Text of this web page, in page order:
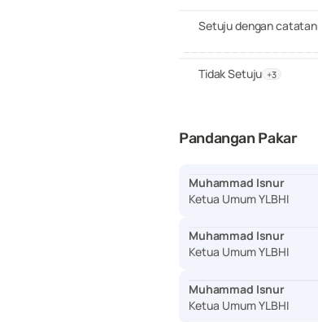
Setuju dengan catatan
Tidak Setuju +3
Pandangan Pakar
Muhammad Isnur
Ketua Umum YLBHI
Muhammad Isnur
Ketua Umum YLBHI
Muhammad Isnur
Ketua Umum YLBHI